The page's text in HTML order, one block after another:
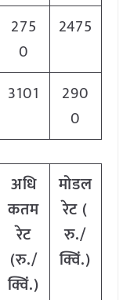
275
0
2475
3101
290
0
अधि
कतम
रेट
(रु./
क्विं.)
मोडल
रेट (
रु./
क्विं.)